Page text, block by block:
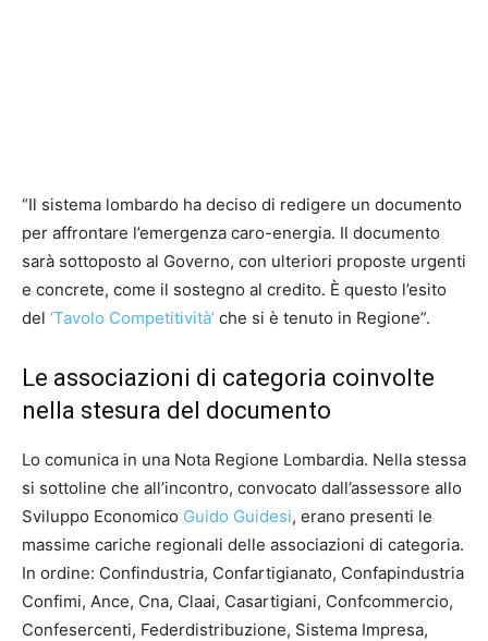
“Il sistema lombardo ha deciso di redigere un documento
per affrontare l’emergenza caro-energia. Il documento
sarà sottoposto al Governo, con ulteriori proposte urgenti
e concrete, come il sostegno al credito. È questo l’esito
del ‘Tavolo Competitività’ che si è tenuto in Regione”.
Le associazioni di categoria coinvolte
nella stesura del documento
Lo comunica in una Nota Regione Lombardia. Nella stessa
si sottoline che all’incontro, convocato dall’assessore allo
Sviluppo Economico Guido Guidesi, erano presenti le
massime cariche regionali delle associazioni di categoria.
In ordine: Confindustria, Confartigianato, Confapindustria
Confimi, Ance, Cna, Claai, Casartigiani, Confcommercio,
Confesercenti, Federdistribuzione, Sistema Impresa,